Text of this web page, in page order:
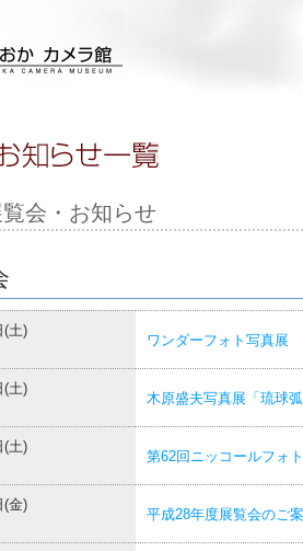
会・お知らせ
(土)
ワンダーフォト写真展
(土)
木原盛夫写真展「琉球弧
(土)
第62回ニッコールフォ
(金)
平成28年度展覧会のご